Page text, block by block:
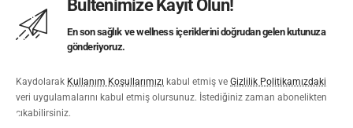
Bültenimize Kayıt Olun!
En son sağlık ve wellness içeriklerini doğrudan gelen kutunuza
gönderiyoruz.
Kaydolarak Kullanım Koşullarımızı kabul etmiş ve Gizlilik Politikamızdaki
veri uygulamalarını kabul etmiş olursunuz. İstediğiniz zaman abonelikten
çıkabilirsiniz.